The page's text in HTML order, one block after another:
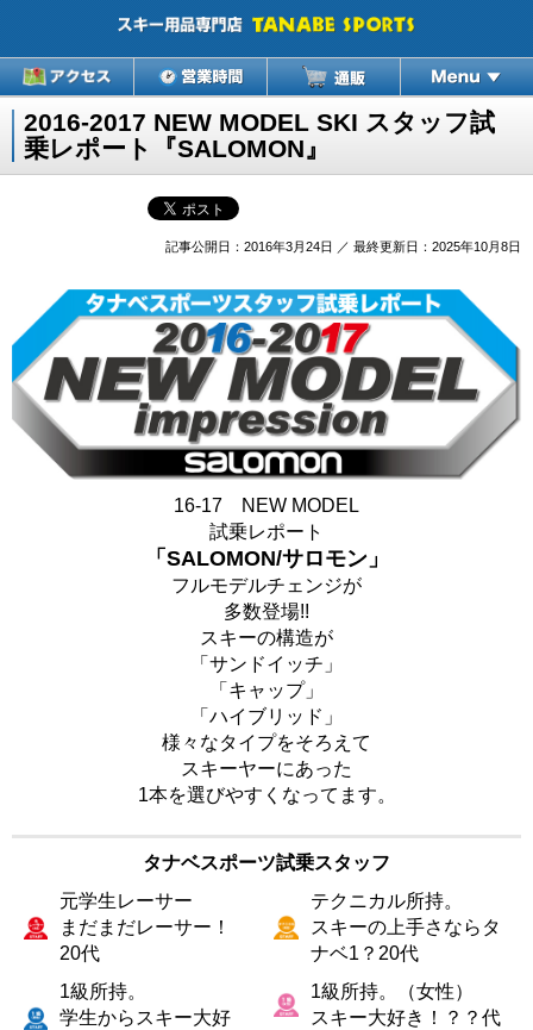
2016-2017 NEW MODEL SKI スタッフ試
乗レポート『SALOMON』
記事公開日：2016年3月24日 ／ 最終更新日：2025年10月8日
16-17 NEW MODEL
試乗レポート
「SALOMON/サロモン」
フルモデルチェンジが
多数登場!!
スキーの構造が
「サンドイッチ」
「キャップ」
「ハイブリッド」
様々なタイプをそろえて
スキーヤーにあった
1本を選びやすくなってます。
タナベスポーツ試乗スタッフ
元学生レーサー
まだまだレーサー！
20代
1級所持。
学生からスキー大好
テクニカル所持。
スキーの上手さならタ
ナベ1？20代
1級所持。（女性）
スキー大好き！？？代